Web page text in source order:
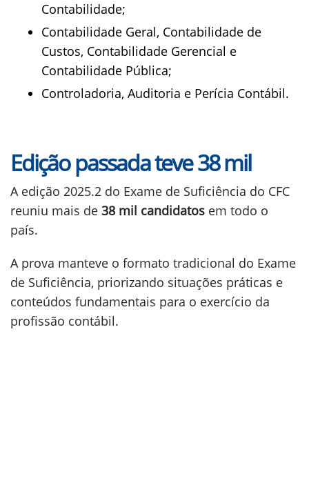
Contabilidade;
Contabilidade Geral, Contabilidade de
Custos, Contabilidade Gerencial e
Contabilidade Pública;
Controladoria, Auditoria e Perícia Contábil.
Edição passada teve 38 mil
A edição 2025.2 do Exame de Suficiência do CFC
reuniu mais de 38 mil candidatos em todo o
país.
A prova manteve o formato tradicional do Exame
de Suficiência, priorizando situações práticas e
conteúdos fundamentais para o exercício da
profissão contábil.